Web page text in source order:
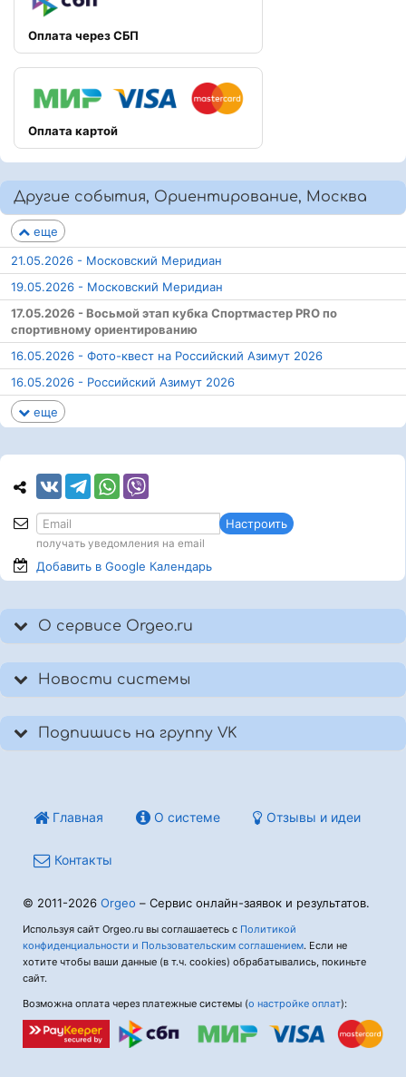
Оплата через СБП
Оплата картой
Другие события, Ориентирование, Москва
еще
21.05.2026 - Московский Меридиан
19.05.2026 - Московский Меридиан
17.05.2026 - Восьмой этап кубка Спортмастер PRO по
спортивному ориентированию
16.05.2026 - Фото-квест на Российский Азимут 2026
16.05.2026 - Российский Азимут 2026
еще
Настроить
получать уведомления на email
Добавить в Google Календарь
О сервисе Orgeo.ru
Новости системы
Подпишись на группу VK
Главная О системе Отзывы и идеи
Контакты
© 2011-2026 Orgeo – Сервис онлайн-заявок и результатов.
Используя сайт Orgeo.ru вы соглашаетесь с Политикой
конфиденциальности и Пользовательским соглашением. Если не
хотите чтобы ваши данные (в т.ч. cookies) обрабатывались, покиньте
сайт.
Возможна оплата через платежные системы (о настройке оплат):